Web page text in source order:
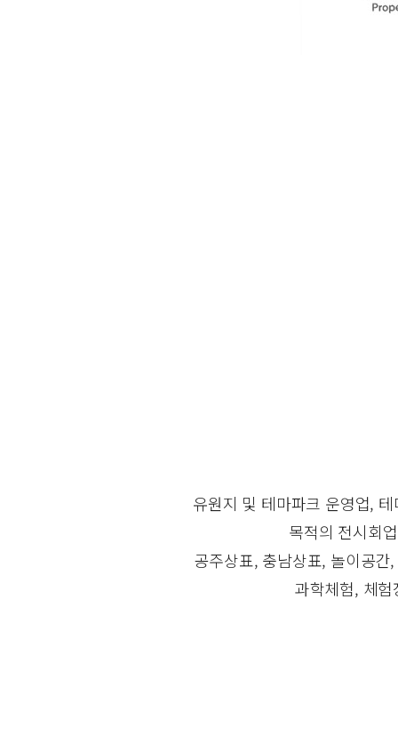
유원지 및 테마파크 운영업,
목적의 전시회
공주상표, 충남상표, 놀이공
과학체험, 체